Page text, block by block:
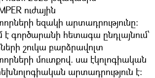
ուժային
եզակի արտադրությունը։
գործարանի հետագա ընդլայնում՝
շուկա բարձրավոլտ
մուտքով. սա էկոլոգիական
արտադրություն է։